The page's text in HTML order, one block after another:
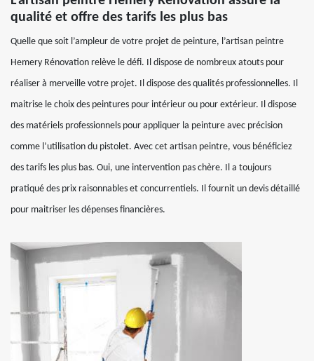
qualité et offre des tarifs les plus bas
Quelle que soit l’ampleur de votre projet de peinture, l’artisan peintre
Hemery Rénovation relève le défi. Il dispose de nombreux atouts pour
réaliser à merveille votre projet. Il dispose des qualités professionnelles. Il
maitrise le choix des peintures pour intérieur ou pour extérieur. Il dispose
des matériels professionnels pour appliquer la peinture avec précision
comme l’utilisation du pistolet. Avec cet artisan peintre, vous bénéficiez
des tarifs les plus bas. Oui, une intervention pas chère. Il a toujours
pratiqué des prix raisonnables et concurrentiels. Il fournit un devis détaillé
pour maitriser les dépenses financières.